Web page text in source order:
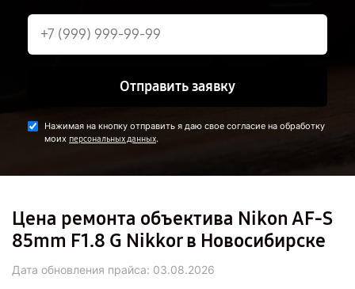
Отправить заявку
Нажимая на кнопку отправить я даю свое согласие на обработку
моих персональных данных.
Цена ремонта объектива Nikon AF-S
85mm F1.8 G Nikkor в Новосибирске
Дата обновления прайса: 03.08.2026